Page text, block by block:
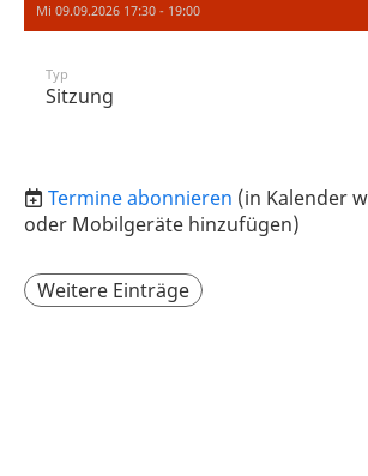
Mi 09.09.2026 17:30 - 19:00
Typ
Sitzung
Termine abonnieren (in Kalender
oder Mobilgeräte hinzufügen)
Weitere Einträge